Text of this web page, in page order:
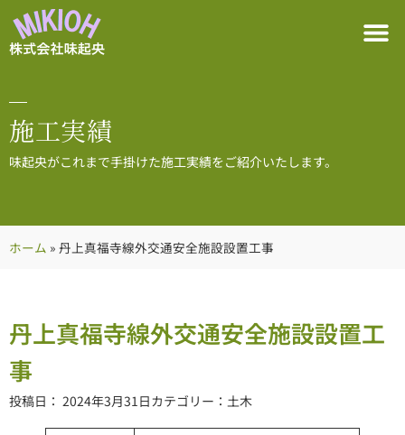
施工実績
味起央がこれまで手掛けた施工実績をご紹介いたします。
ホーム » 丹上真福寺線外交通安全施設設置工事
丹上真福寺線外交通安全施設設置工
事
投稿日： 2024年3月31日カテゴリー： 土木